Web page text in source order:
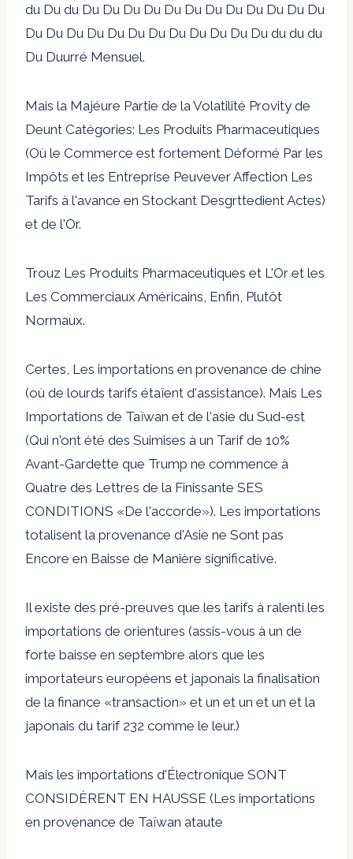
du Du du Du Du Du Du Du Du Du Du Du Du Du Du
Du Du Du Du Du Du Du Du Du Du Du Du du du du
Du Duurré Mensuel.
Mais la Majéure Partie de la Volatilité Provity de
Deunt Catégories: Les Produits Pharmaceutiques
(Où le Commerce est fortement Déformé Par les
Impôts et les Entreprise Peuvever Affection Les
Tarifs à l'avance en Stockant Desgrttedient Actes)
et de l'Or.
Trouz Les Produits Pharmaceutiques et L'Or et les
Les Commerciaux Américains, Enfin, Plutôt
Normaux.
Certes, Les importations en provenance de chine
(où de lourds tarifs étaïent d'assistance). Mais Les
Importations de Taïwan et de l'asie du Sud-est
(Qui n'ont été des Suimises à un Tarif de 10%
Avant-Gardette que Trump ne commence à
Quatre des Lettres de la Finissante SES
CONDITIONS «De l'accorde»). Les importations
totalisent la provenance d'Asie ne Sont pas
Encore en Baisse de Manière significative.
Il existe des pré-preuves que les tarifs à ralenti les
importations de orientures (assis-vous à un de
forte baisse en septembre alors que les
importateurs européens et japonais la finalisation
de la finance «transaction» et un et un et un et la
japonais du tarif 232 comme le leur.)
Mais les importations d'Électronique SONT
CONSIDÈRENT EN HAUSSE (Les importations
en provenance de Taïwan ataute